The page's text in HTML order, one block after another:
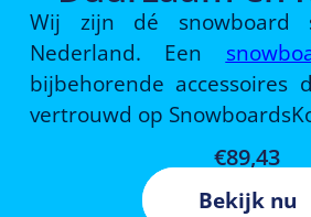
Wij zijn dé snowboard
Nederland. Een
bijbehorende accessoires
vertrouwd op
€89,43
Bekijk nu